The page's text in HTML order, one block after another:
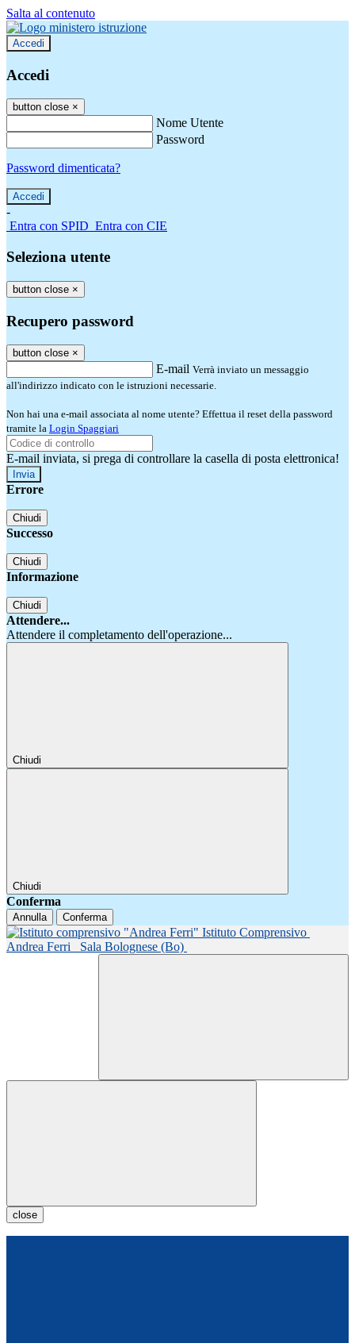
Salta al contenuto
Accedi
Accedi
button close ×
Nome Utente
Password
Password dimenticata?
-
Entra con SPID Entra con CIE
Seleziona utente
button close ×
Recupero password
button close ×
E-mail Verrà inviato un messaggio
all'indirizzo indicato con le istruzioni necessarie.
Non hai una e-mail associata al nome utente? Effettua il reset della password
tramite la Login Spaggiari
E-mail inviata, si prega di controllare la casella di posta elettronica!
Errore
Chiudi
Successo
Chiudi
Informazione
Chiudi
Attendere...
Attendere il completamento dell'operazione...
Chiudi
Chiudi
Conferma
Annulla Conferma
Istituto Comprensivo
Andrea Ferri
Sala Bolognese (Bo)
close